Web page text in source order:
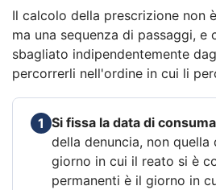
Il calcolo della prescrizione non
ma una sequenza di passaggi, e
sbagliato indipendentemente
percorrerli nell'ordine in cui li
1 Si fissa la data di
della denuncia, non quella
giorno in cui il reato si è
permanenti è il giorno in